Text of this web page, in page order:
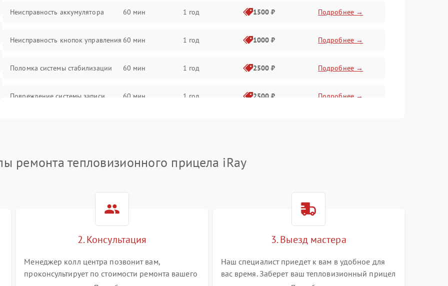
Неисправность аккумулятора 60 мин 1 год 1500 ₽ Подробнее →
Неисправность кнопок управления 60 мин 1 год 1000 ₽ Подробнее →
Поломка системы стабилизации 60 мин 1 год 2500 ₽ Подробнее →
Повреждение системы записи 60 мин 1 год 2500 ₽ Подробнее →
автоматического отключения
короткого замыкания
ремонта тепловизионного прицела iRay
2. Консультация
Менеджер колл центра позвонит вам,
проконсультирует по стоимости ремонта вашего
3. Выезд мастера
Наш специалист приедет к вам в удобное для
вас время. Заберет ваш тепловизионный прицел